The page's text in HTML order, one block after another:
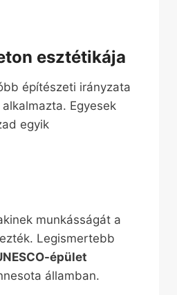
esztétikája
építészeti irányzata
alkalmazta. Egyesek
egyik
munkásságát a
Legismertebb
épület
államban.